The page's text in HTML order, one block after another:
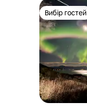
Вибір гостей
Вибір гостей